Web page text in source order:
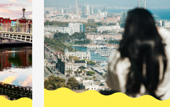
Seite der Welt anfühlt.